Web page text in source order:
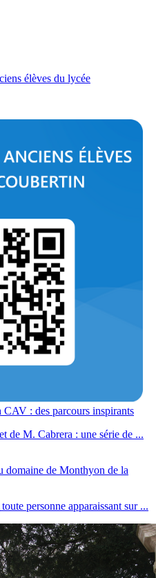
élèves du lycée
CAV : des parcours inspirants
de M. Cabrera : une série de ...
domaine de Monthyon de la
personne apparaissant sur ...